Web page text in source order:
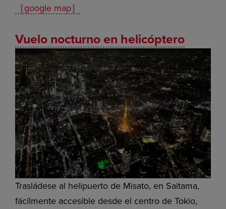
［google map］
Vuelo nocturno en helicóptero
Trasládese al helipuerto de Misato, en Saitama,
fácilmente accesible desde el centro de Tokio,